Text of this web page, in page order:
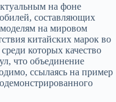
на фоне
составляющих
на мировом
китайских марок во
которых качество
что объединение
ссылаясь на пример